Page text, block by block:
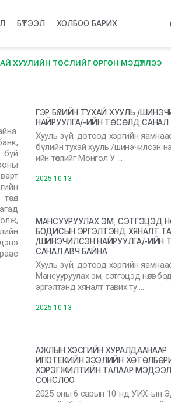
БҮТЭЭЛ ХОЛБОО БАРИХ
ХУУЛИЙН ТӨСЛИЙГ ӨРГӨН МЭДҮҮЛЛЭЭ
буй
ГЭР БҮЛИЙН ТУХАЙ ХУУЛЬ /
НАЙРУУЛГА/-ИЙН ТӨСӨЛД САНАЛ
Хууль зүй, дотоод хэргийн
бүлийн тухай хууль /шинэчилсэн
ийн төслийг Монгол У …
2025-10-13
МАНСУУРУУЛАХ ЭМ, СЭТГЭЦЭД
БОДИСЫН ЭРГЭЛТЭНД ХЯНАЛТ
/ШИНЭЧИЛСЭН НАЙРУУЛГА/-ИЙН
САНАЛ АВЧ БАЙНА
Хууль зүй, дотоод хэргийн
Мансууруулах эм, сэтгэцэд нөлөөт
эргэлтэнд хяналт тавих ту …
2025-10-13
АЖЛЫН ХЭСГИЙН ХУРАЛДААНААР
ИПОТЕКИЙН ЗЭЭЛИЙН
ХЭРЭГЖИЛТИЙН ТАЛААР
СОНСЛОО
2025 оны 6 сарын 10-нд УИХ-ын